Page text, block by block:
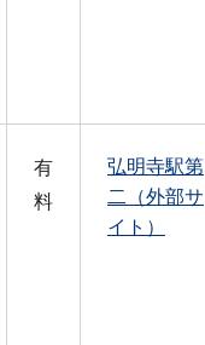
有
料
弘明寺駅第
二（外部サ
イト）